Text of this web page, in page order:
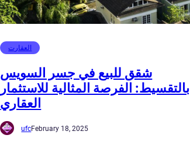
العقارت
شقق للبيع في جسر السويس
بالتقسيط: الفرصة المثالية للاستثمار
العقاري
ufcFebruary 18, 2025